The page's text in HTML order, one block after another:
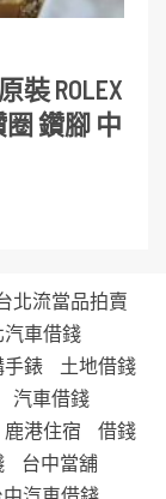
ROLEX
圈 鑽腳 中
北流當品拍賣
汽車借錢
手錶
土地借錢
汽車借錢
鹿港住宿
借錢
台中當舖